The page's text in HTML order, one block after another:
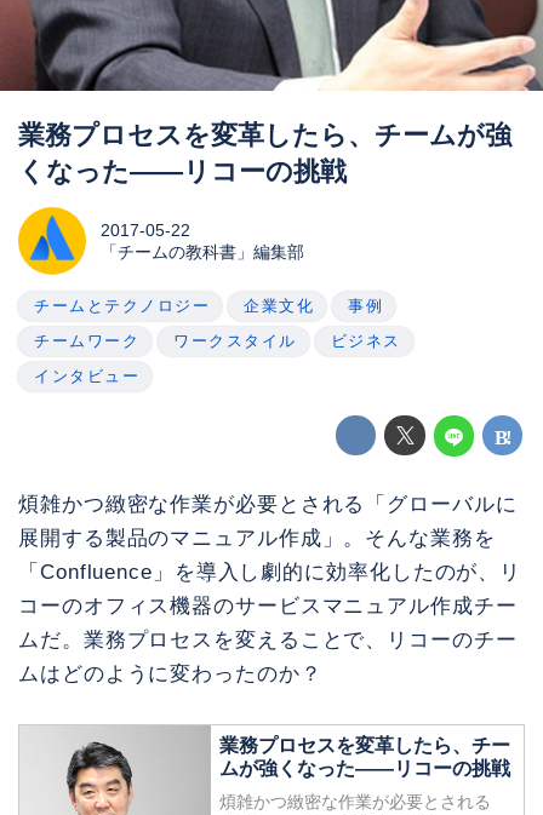
業務プロセスを変革したら、チームが強
くなった――リコーの挑戦
2017-05-22
「チームの教科書」編集部
チームとテクノロジー 企業文化
事例
チームワーク
ワークスタイル
ビジネス
インタビュー
煩雑かつ緻密な作業が必要とされる「グローバルに
展開する製品のマニュアル作成」。そんな業務を
「Confluence」を導入し劇的に効率化したのが、リ
コーのオフィス機器のサービスマニュアル作成チー
ムだ。業務プロセスを変えることで、リコーのチー
ムはどのように変わったのか？
業務プロセスを変革したら、チー
ムが強くなった――リコーの挑戦
煩雑かつ緻密な作業が必要とされる